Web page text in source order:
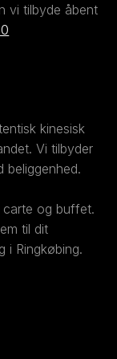
vi tilbyde åbent
kinesisk
Vi tilbyder
beliggenhed.
carte og buffet.
til dit
i Ringkøbing.